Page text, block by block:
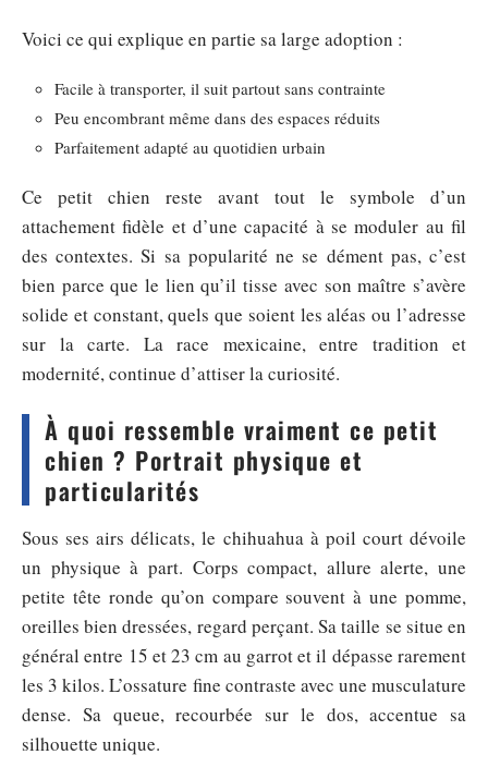
Voici ce qui explique en partie sa large adoption :
Facile à transporter, il suit partout sans contrainte
Peu encombrant même dans des espaces réduits
Parfaitement adapté au quotidien urbain
Ce petit chien reste avant tout le symbole d’un
attachement fidèle et d’une capacité à se moduler au fil
des contextes. Si sa popularité ne se dément pas, c’est
bien parce que le lien qu’il tisse avec son maître s’avère
solide et constant, quels que soient les aléas ou l’adresse
sur la carte. La race mexicaine, entre tradition et
modernité, continue d’attiser la curiosité.
À quoi ressemble vraiment ce petit
chien ? Portrait physique et
particularités
Sous ses airs délicats, le chihuahua à poil court dévoile
un physique à part. Corps compact, allure alerte, une
petite tête ronde qu’on compare souvent à une pomme,
oreilles bien dressées, regard perçant. Sa taille se situe en
général entre 15 et 23 cm au garrot et il dépasse rarement
les 3 kilos. L’ossature fine contraste avec une musculature
dense. Sa queue, recourbée sur le dos, accentue sa
silhouette unique.